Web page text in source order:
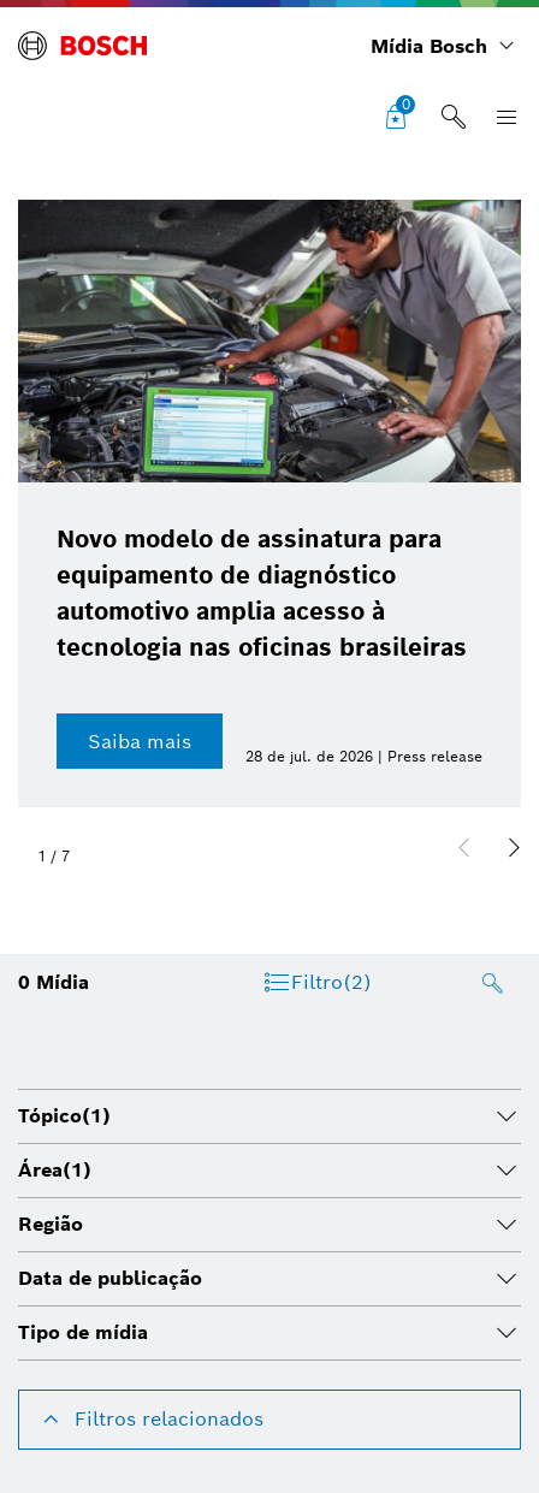
Mídia Bosch
0
Novo modelo de assinatura para
equipamento de diagnóstico
automotivo amplia acesso à
tecnologia nas oficinas brasileiras
Saiba mais
28 de jul. de 2026 | Press release
1 / 7
0 Mídia Filtro(2)
Tópico(1)
Área(1)
Região
Data de publicação
Tipo de mídia
Filtros relacionados